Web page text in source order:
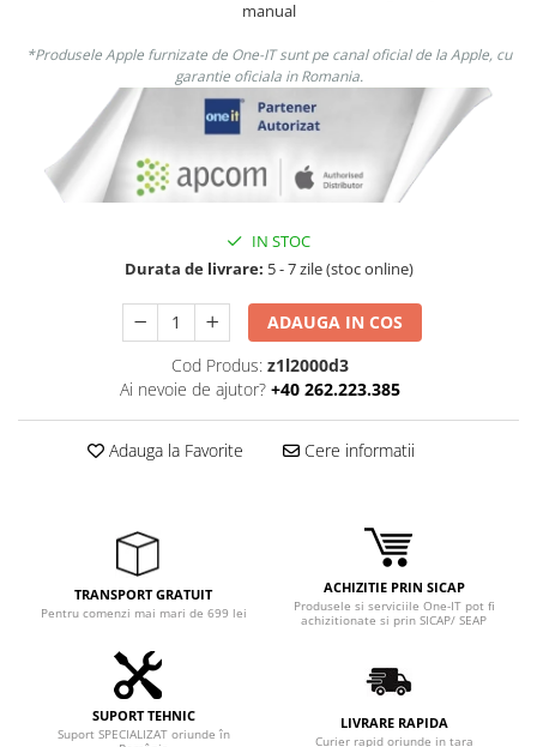
manual
*Produsele Apple furnizate de One-IT sunt pe canal oficial de la Apple, cu
garantie oficiala in Romania.
IN STOC
Durata de livrare: 5 - 7 zile (stoc online)
ADAUGA IN COS
Cod Produs: z1l2000d3
Ai nevoie de ajutor? +40 262.223.385
Adauga la Favorite Cere informatii
TRANSPORT GRATUIT
Pentru comenzi mai mari de 699 lei
ACHIZITIE PRIN SICAP
Produsele si serviciile One-IT pot fi
achizitionate si prin SICAP/ SEAP
SUPORT TEHNIC
Suport SPECIALIZAT oriunde în
LIVRARE RAPIDA
Curier rapid oriunde in tara